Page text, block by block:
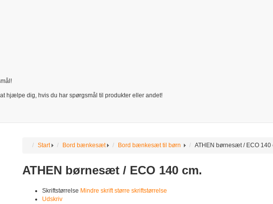
hjælpe dig, hvis du har spørgsmål til produkter eller andet!
Start Bord bænkesæt Bord bænkesæt til børn ATHEN børnesæt / ECO 140
ATHEN børnesæt / ECO 140 cm.
Skriftstørrelse Mindre skrift større skriftstørrelse
Udskriv